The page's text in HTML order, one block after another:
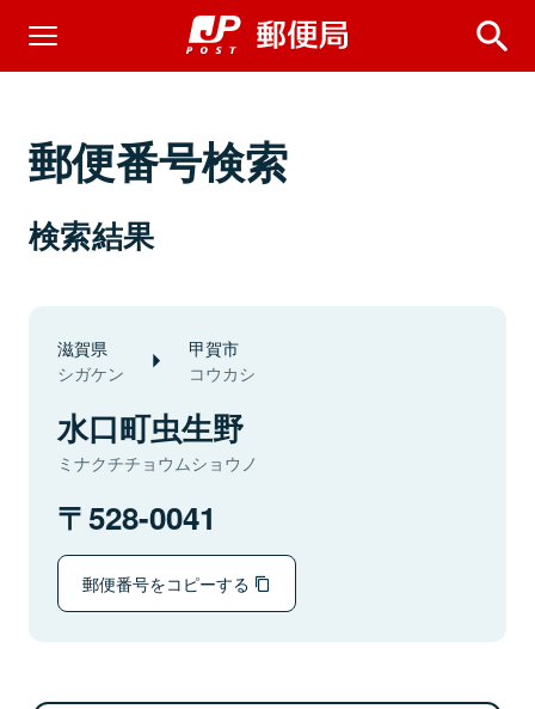
郵便番号検索
検索結果
滋賀県
シガケン
甲賀市
コウカシ
水口町虫生野
ミナクチチョウムショウノ
528-0041
郵便番号をコピーする